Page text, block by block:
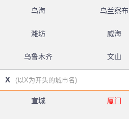
乌海 乌兰察布
潍坊 威海
乌鲁木齐 文山
X (以X为开头的城市名)
宣城 厦门